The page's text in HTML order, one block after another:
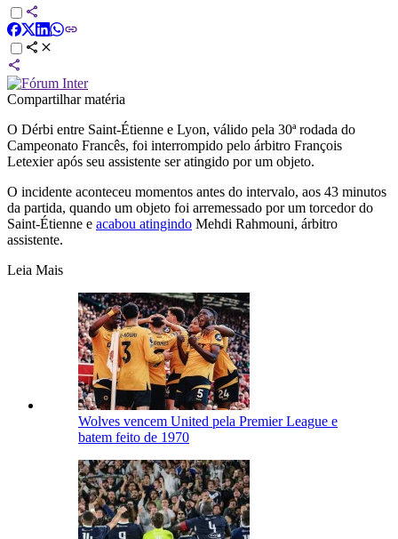
Compartilhar matéria
O Dérbi entre Saint-Étienne e Lyon, válido pela 30ª rodada do
Campeonato Francês, foi interrompido pelo árbitro François
Letexier após seu assistente ser atingido por um objeto.
O incidente aconteceu momentos antes do intervalo, aos 43 minutos
da partida, quando um objeto foi arremessado por um torcedor do
Saint-Étienne e acabou atingindo Mehdi Rahmouni, árbitro
assistente.
Leia Mais
Wolves vencem United pela Premier League e
batem feito de 1970